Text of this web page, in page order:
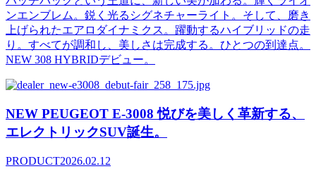
ンエンブレム。鋭く光るシグネチャーライト。そして、磨き
上げられたエアロダイナミクス。躍動するハイブリッドの走
り。すべてが調和し、美しさは完成する。ひとつの到達点。
NEW 308 HYBRIDデビュー。
NEW PEUGEOT E-3008 悦びを美しく革新する、
エレクトリックSUV誕生。
PRODUCT2026.02.12